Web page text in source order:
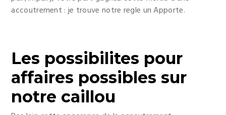
accoutrement : je trouve notre regle un Apporte.
Les possibilites pour
affaires possibles sur
notre caillou